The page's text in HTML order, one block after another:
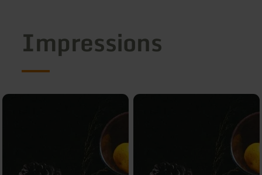
Impressions